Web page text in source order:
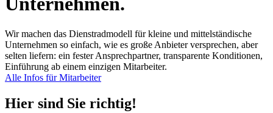
Wir machen das Dienstradmodell für kleine und mittelständische
Unternehmen so einfach, wie es große Anbieter versprechen, aber
selten liefern: ein fester Ansprechpartner, transparente Konditionen,
Einführung ab einem einzigen Mitarbeiter.
Alle Infos für Mitarbeiter
Hier sind Sie richtig!